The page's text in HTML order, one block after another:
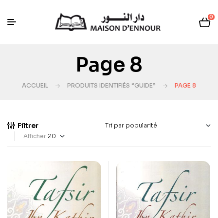
0
Page 8
ACCUEIL PRODUITS IDENTIFIÉS “GUIDE” PAGE 8
Filtrer
Afficher